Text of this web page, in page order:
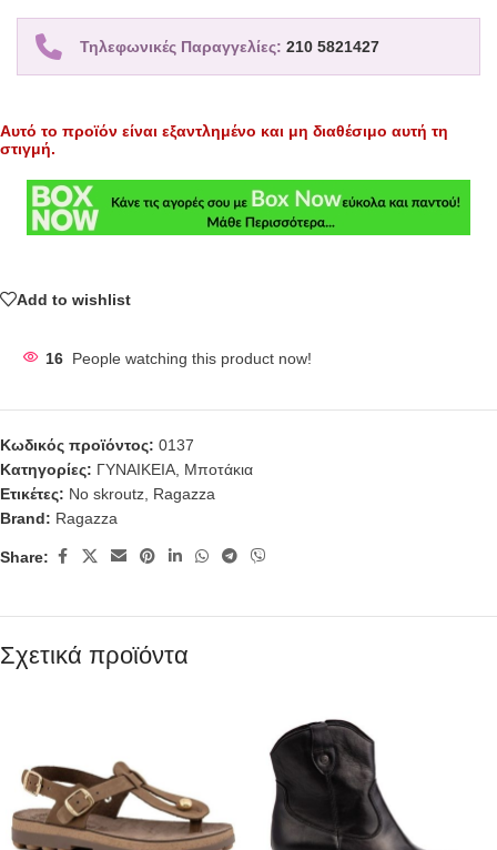
Τηλεφωνικές Παραγγελίες: 210 5821427
Αυτό το προϊόν είναι εξαντλημένο και μη διαθέσιμο αυτή τη
στιγμή.
Add to wishlist
16 People watching this product now!
Κωδικός προϊόντος: 0137
Κατηγορίες: ΓΥΝΑΙΚΕΙΑ Μποτάκια
Ετικέτες: No skroutz Ragazza
Brand: Ragazza
Share:
Σχετικά προϊόντα